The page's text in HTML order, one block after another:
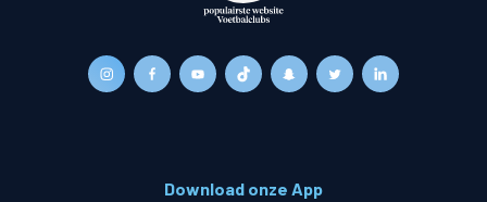
Download onze App